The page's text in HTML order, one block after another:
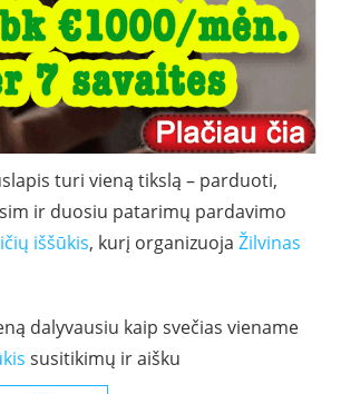
turi vieną tikslą – parduoti,
ir duosiu patarimų pardavimo
iššūkis, kurį organizuojaŽilvinas
dalyvausiu kaip svečias viename
susitikimų ir aišku